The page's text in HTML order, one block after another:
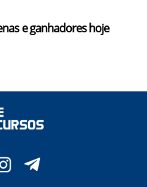
e ganhadores hoje